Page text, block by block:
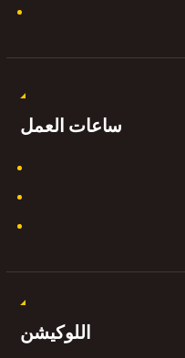
ساعات العمل
اللوكيشن